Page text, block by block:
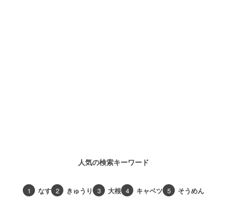
人気の検索キーワード
1 なす 2 きゅうり 3 大根 4 キャベツ 5 そうめん